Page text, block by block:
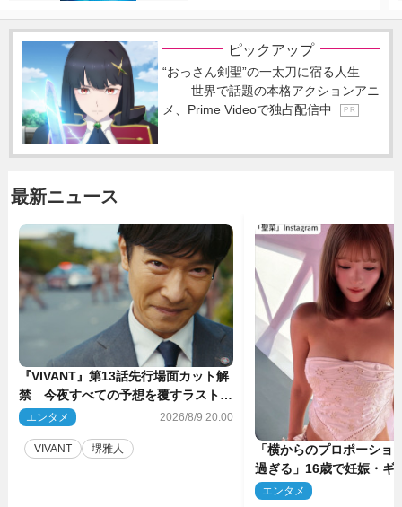
ピックアップ
“おっさん剣聖”の一太刀に宿る人生
―― 世界で話題の本格アクションアニ
メ、Prime Videoで独占配信中
P R
最新ニュース
『VIVANT』第13話先行場面カット解
禁 今夜すべての予想を覆すラストシ
ーンが…
エンタメ 2026/8/9 20:00
VIVANT 堺雅人
「横からのプロポーショ
過ぎる」16歳で妊娠・ギ
ル、最新投稿にネット衝
エンタメ